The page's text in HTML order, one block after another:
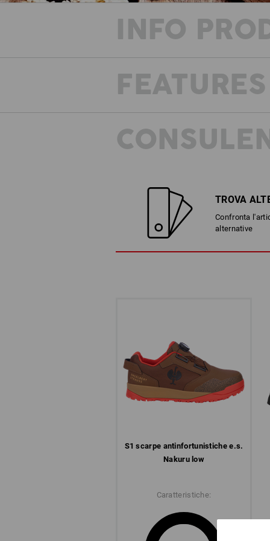
INFO
FEATURES
TROVA
Confronta
alternative
S1 scarpe antinfortunistiche e.s.
Nakuru low
Caratteristiche: